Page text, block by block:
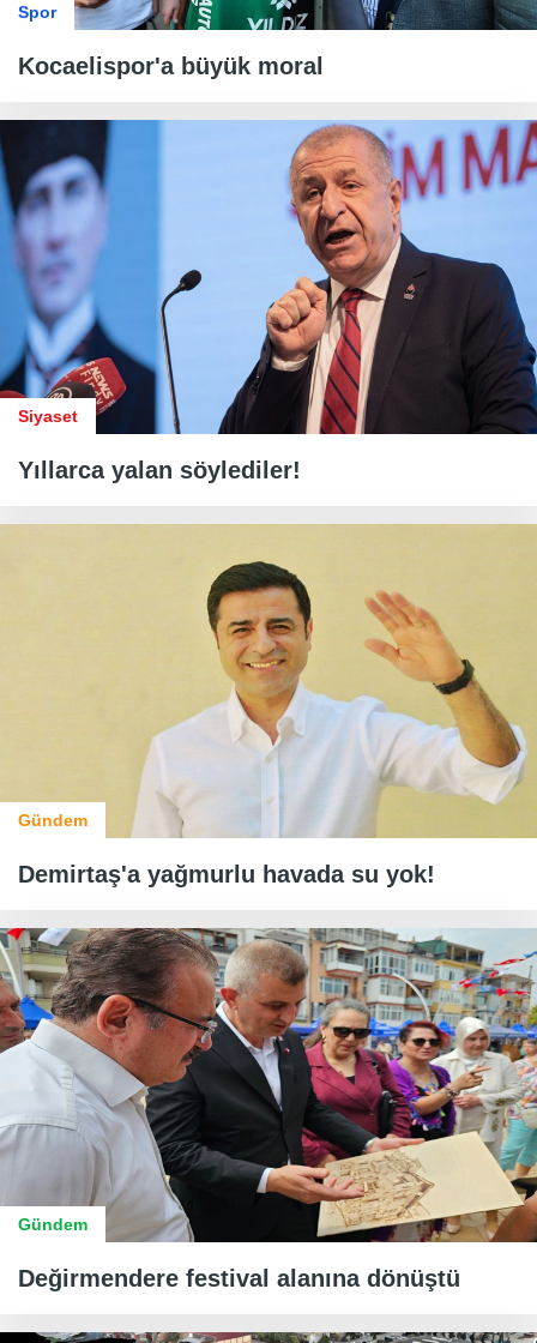
Spor
Kocaelispor'a büyük moral
Siyaset
Yıllarca yalan söylediler!
Gündem
Demirtaş'a yağmurlu havada su yok!
Gündem
Değirmendere festival alanına dönüştü